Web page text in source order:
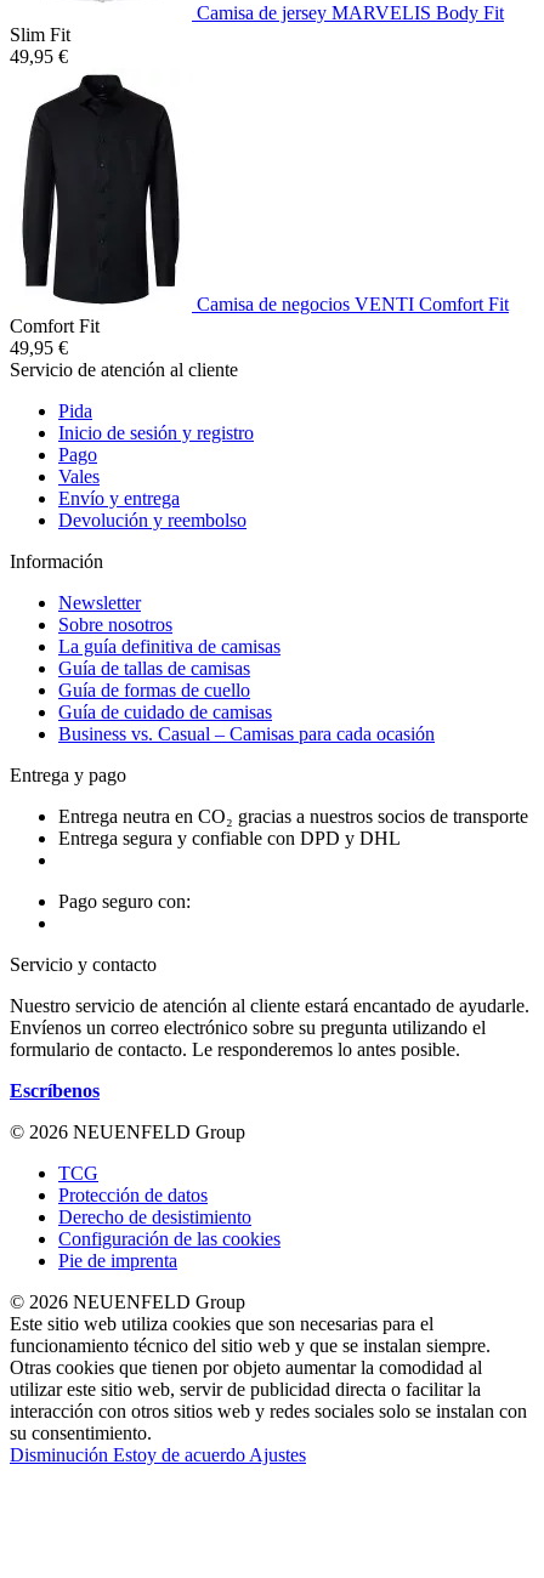
Camisa de jersey MARVELIS Body Fit
Slim Fit
49,95 €
Camisa de negocios VENTI Comfort Fit
Comfort Fit
49,95 €
Servicio de atención al cliente
Pida
Inicio de sesión y registro
Pago
Vales
Envío y entrega
Devolución y reembolso
Información
Newsletter
Sobre nosotros
La guía definitiva de camisas
Guía de tallas de camisas
Guía de formas de cuello
Guía de cuidado de camisas
Business vs. Casual – Camisas para cada ocasión
Entrega y pago
Entrega neutra en CO₂ gracias a nuestros socios de transporte
Entrega segura y confiable con DPD y DHL
Pago seguro con:
Servicio y contacto
Nuestro servicio de atención al cliente estará encantado de ayudarle.
Envíenos un correo electrónico sobre su pregunta utilizando el
formulario de contacto. Le responderemos lo antes posible.
Escríbenos
© 2026 NEUENFELD Group
TCG
Protección de datos
Derecho de desistimiento
Configuración de las cookies
Pie de imprenta
© 2026 NEUENFELD Group
Este sitio web utiliza cookies que son necesarias para el
funcionamiento técnico del sitio web y que se instalan siempre.
Otras cookies que tienen por objeto aumentar la comodidad al
utilizar este sitio web, servir de publicidad directa o facilitar la
interacción con otros sitios web y redes sociales solo se instalan con
su consentimiento.
Disminución Estoy de acuerdo Ajustes